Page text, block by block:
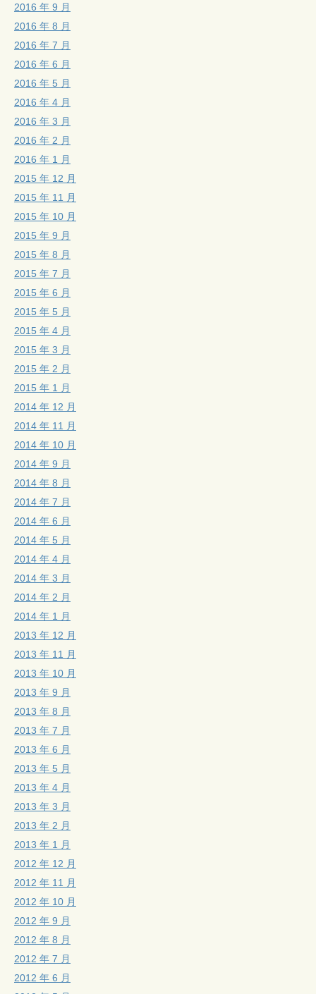
2016 年 9 月
2016 年 8 月
2016 年 7 月
2016 年 6 月
2016 年 5 月
2016 年 4 月
2016 年 3 月
2016 年 2 月
2016 年 1 月
2015 年 12 月
2015 年 11 月
2015 年 10 月
2015 年 9 月
2015 年 8 月
2015 年 7 月
2015 年 6 月
2015 年 5 月
2015 年 4 月
2015 年 3 月
2015 年 2 月
2015 年 1 月
2014 年 12 月
2014 年 11 月
2014 年 10 月
2014 年 9 月
2014 年 8 月
2014 年 7 月
2014 年 6 月
2014 年 5 月
2014 年 4 月
2014 年 3 月
2014 年 2 月
2014 年 1 月
2013 年 12 月
2013 年 11 月
2013 年 10 月
2013 年 9 月
2013 年 8 月
2013 年 7 月
2013 年 6 月
2013 年 5 月
2013 年 4 月
2013 年 3 月
2013 年 2 月
2013 年 1 月
2012 年 12 月
2012 年 11 月
2012 年 10 月
2012 年 9 月
2012 年 8 月
2012 年 7 月
2012 年 6 月